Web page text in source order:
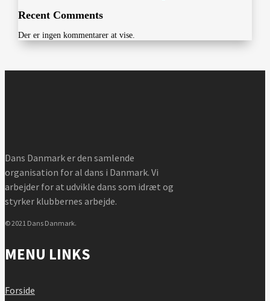
Recent Comments
Der er ingen kommentarer at vise.
Dans Danmark er den samlende
organisation for al dans i Danmark. Vi
arbejder for at udvikle dans som idræt og
styrker klubbernes arbejde.
© 2021 Dans Danmark.
MENU LINKS
Forside